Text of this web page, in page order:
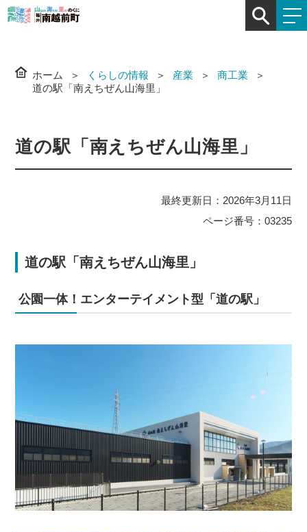
ホーム くらしの情報 産業
商工業
道の駅「南えちぜん山海里」
道の駅「南えちぜん山海里」
最終更新日：2026年3月11日
ページ番号：03235
道の駅「南えちぜん山海里」
公園一体！エンターテイメント型「道の駅」